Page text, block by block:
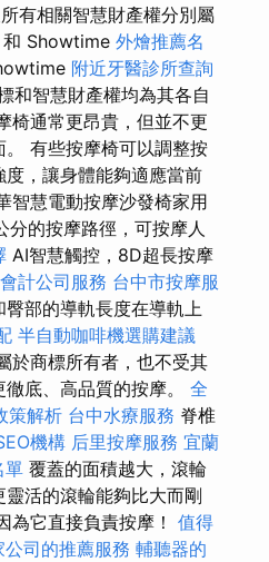
有相關智慧財產權分別屬
和 Showtime 外燴推薦名
附近牙醫診所查詢
和智慧財產權均為其各自
椅通常更昂貴，但並不更
有些按摩椅可以調整按
，讓身體能夠適應當前
智慧電動按摩沙發椅家用
的按摩路徑，可按摩人
AI智慧觸控，8D超長按摩
計公司服務 台中市按摩服
部的導軌長度在導軌上
半自動咖啡機選購建議
於商標所有者，也不受其
底、高品質的按摩。 全
策解析 台中水療服務 脊椎
機構 后里按摩服務 宜蘭
單 覆蓋的面積越大，滾輪
活的滾輪能夠比大而剛
為它直接負責按摩！ 值得
公司的推薦服務 輔聽器的